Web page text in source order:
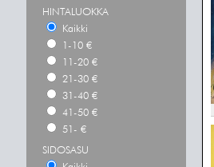
HINTALUOKKA
Kaikki
1-10 €
11-20 €
21-30 €
31-40 €
41-50 €
51- €
SIDOSASU